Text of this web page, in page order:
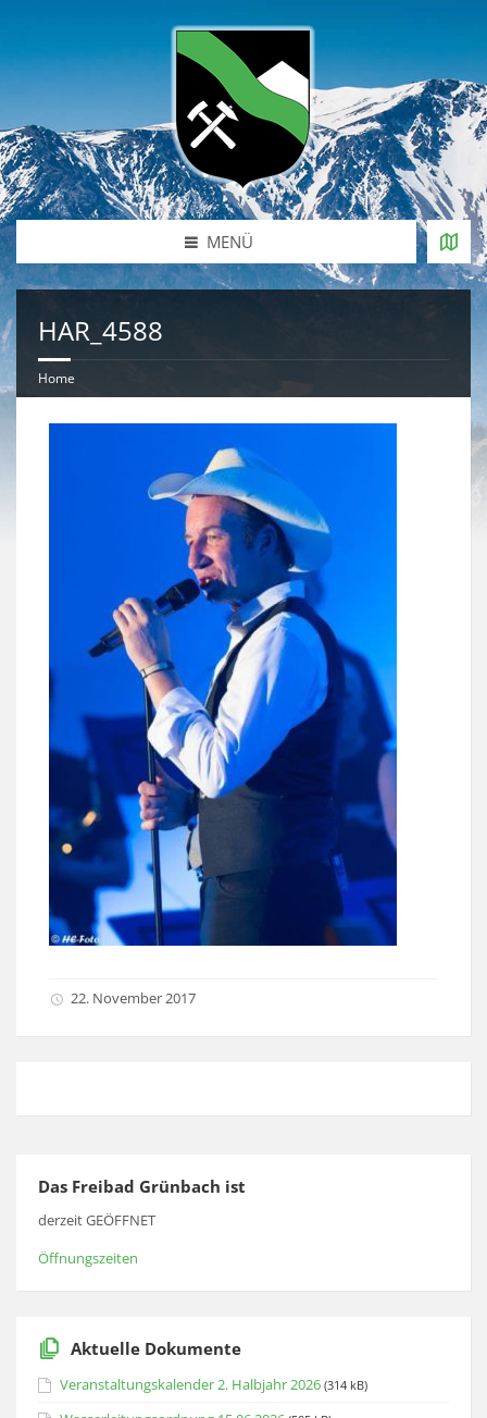
MENÜ
HAR_4588
Home
22. November 2017
Das Freibad Grünbach ist
derzeit GEÖFFNET
Öffnungszeiten
Aktuelle Dokumente
Veranstaltungskalender 2. Halbjahr 2026 (314 kB)